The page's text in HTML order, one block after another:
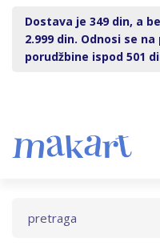
Dostava je 349 din, a
2.999 din. Odnosi se
porudžbine ispod 501